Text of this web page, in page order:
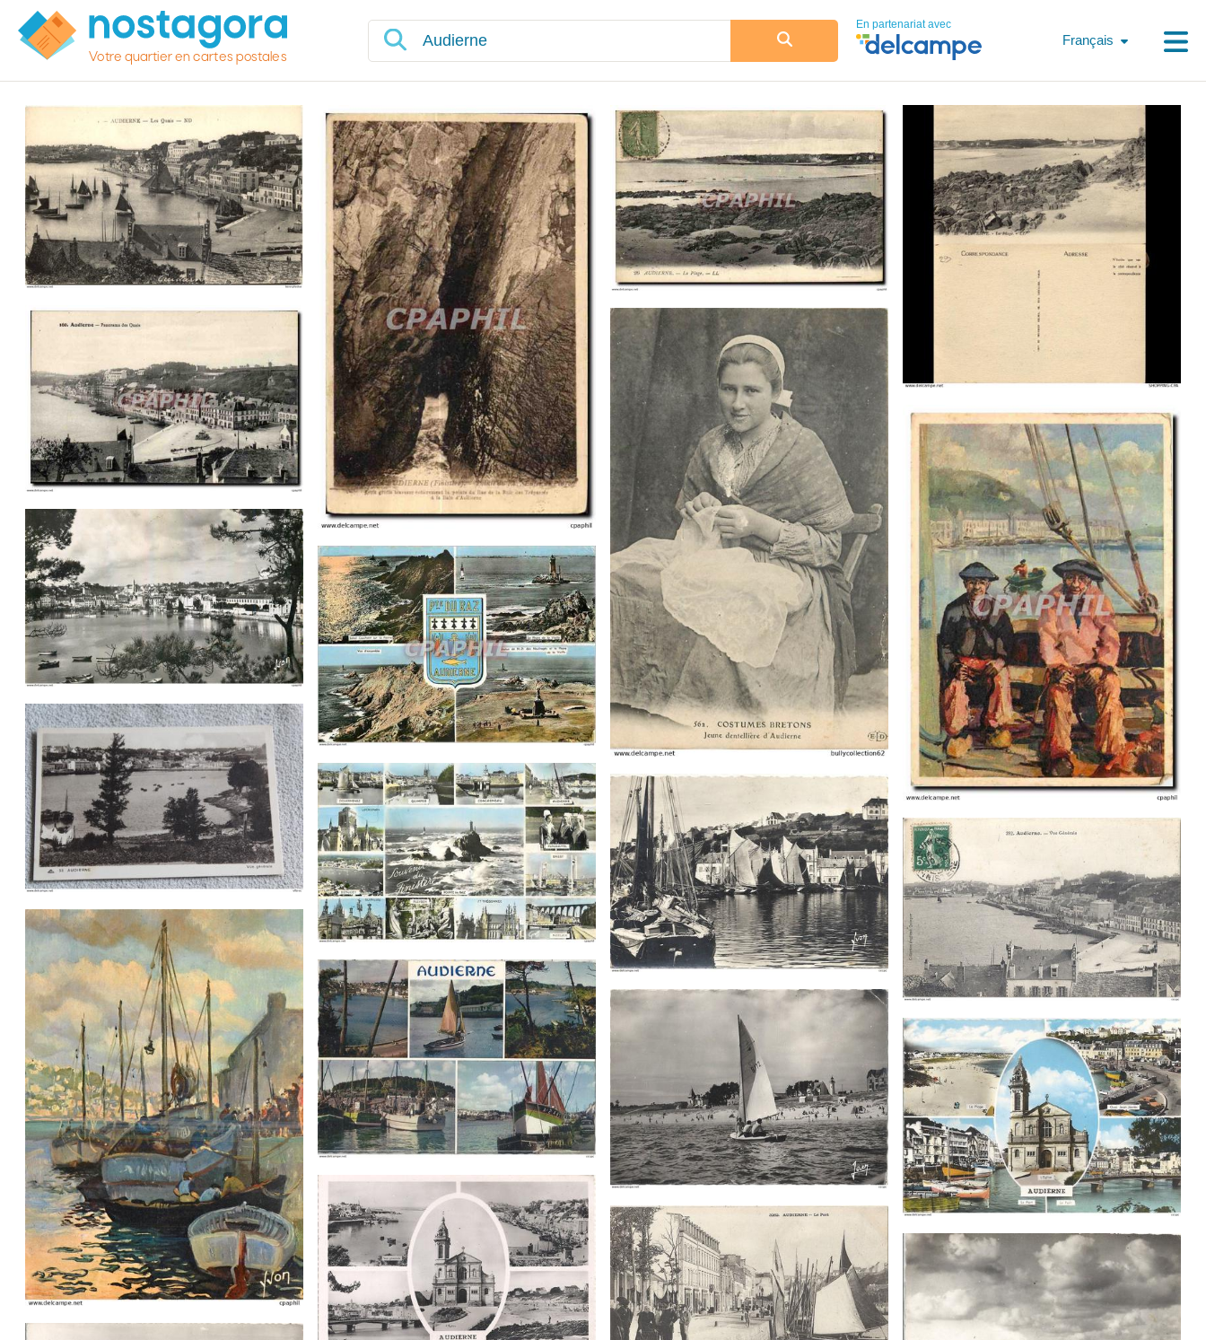
Votre quartier en cartes postales
En partenariat avec
Français